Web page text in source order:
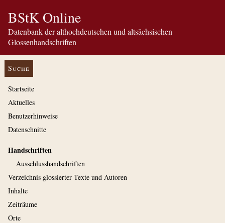
BStK Online
Datenbank der althochdeutschen und altsächsischen
Glossenhandschriften
Suche
Startseite
Aktuelles
Benutzerhinweise
Datenschnitte
Handschriften
Ausschluss­handschriften
Verzeichnis glossierter Texte und Autoren
Inhalte
Zeiträume
Orte